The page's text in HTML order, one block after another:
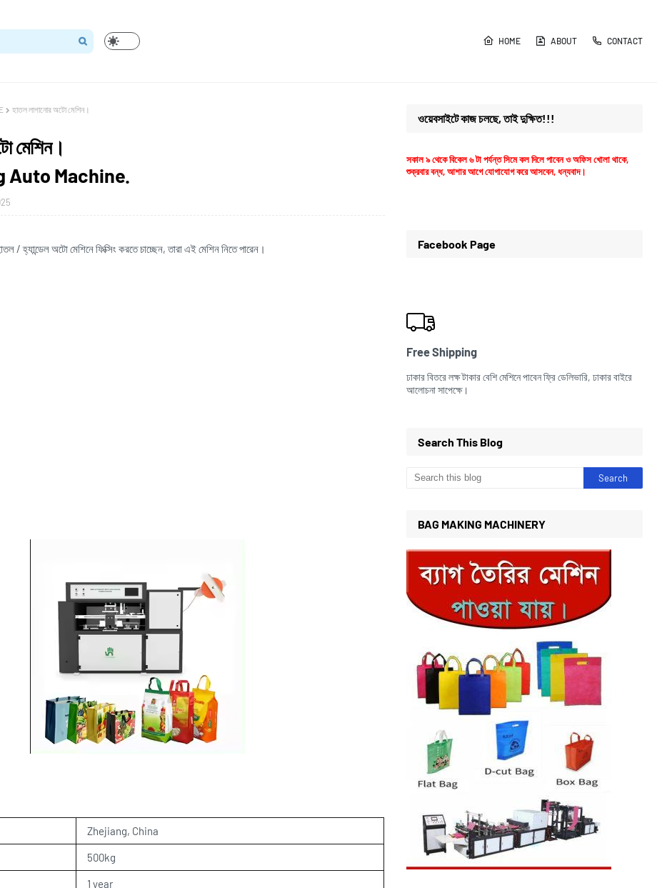
HOME ABOUT CONTACT
হাতল লাগানোর অটো মেশিন।
মেশিন।
Auto Machine.
/ হ্যান্ডেল অটো মেশিনে ফিক্সিং করতে চাচ্ছেন, তারা এই মেশিন নিতে পারেন।
Zhejiang, China
500kg
1 year
ওয়েবসাইটে কাজ চলছে, তাই দুক্ষিত!!!
সকাল ৯ থেকে বিকেল ৬ টা পর্যন্ত সিমে কল দিলে পাবেন ও অফিস খোলা থাকে,
শুক্রবার বন্ধ, আশার আগে যোগাযোগ করে আসবেন, ধন্যবাদ।
Facebook Page
Free Shipping
ঢাকার বিতরে লক্ষ টাকার বেশি মেশিনে পাবেন ফ্রি ডেলিভারি, ঢাকার বাইরে
আলোচনা সাপেক্ষে।
Search This Blog
BAG MAKING MACHINERY